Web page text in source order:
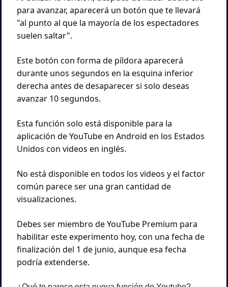
para avanzar, aparecerá un botón que te llevará
"al punto al que la mayoría de los espectadores
suelen saltar".
Este botón con forma de píldora aparecerá
durante unos segundos en la esquina inferior
derecha antes de desaparecer si solo deseas
avanzar 10 segundos.
Esta función solo está disponible para la
aplicación de YouTube en Android en los Estados
Unidos con videos en inglés.
No está disponible en todos los videos y el factor
común parece ser una gran cantidad de
visualizaciones.
Debes ser miembro de YouTube Premium para
habilitar este experimento hoy, con una fecha de
finalización del 1 de junio, aunque esa fecha
podría extenderse.